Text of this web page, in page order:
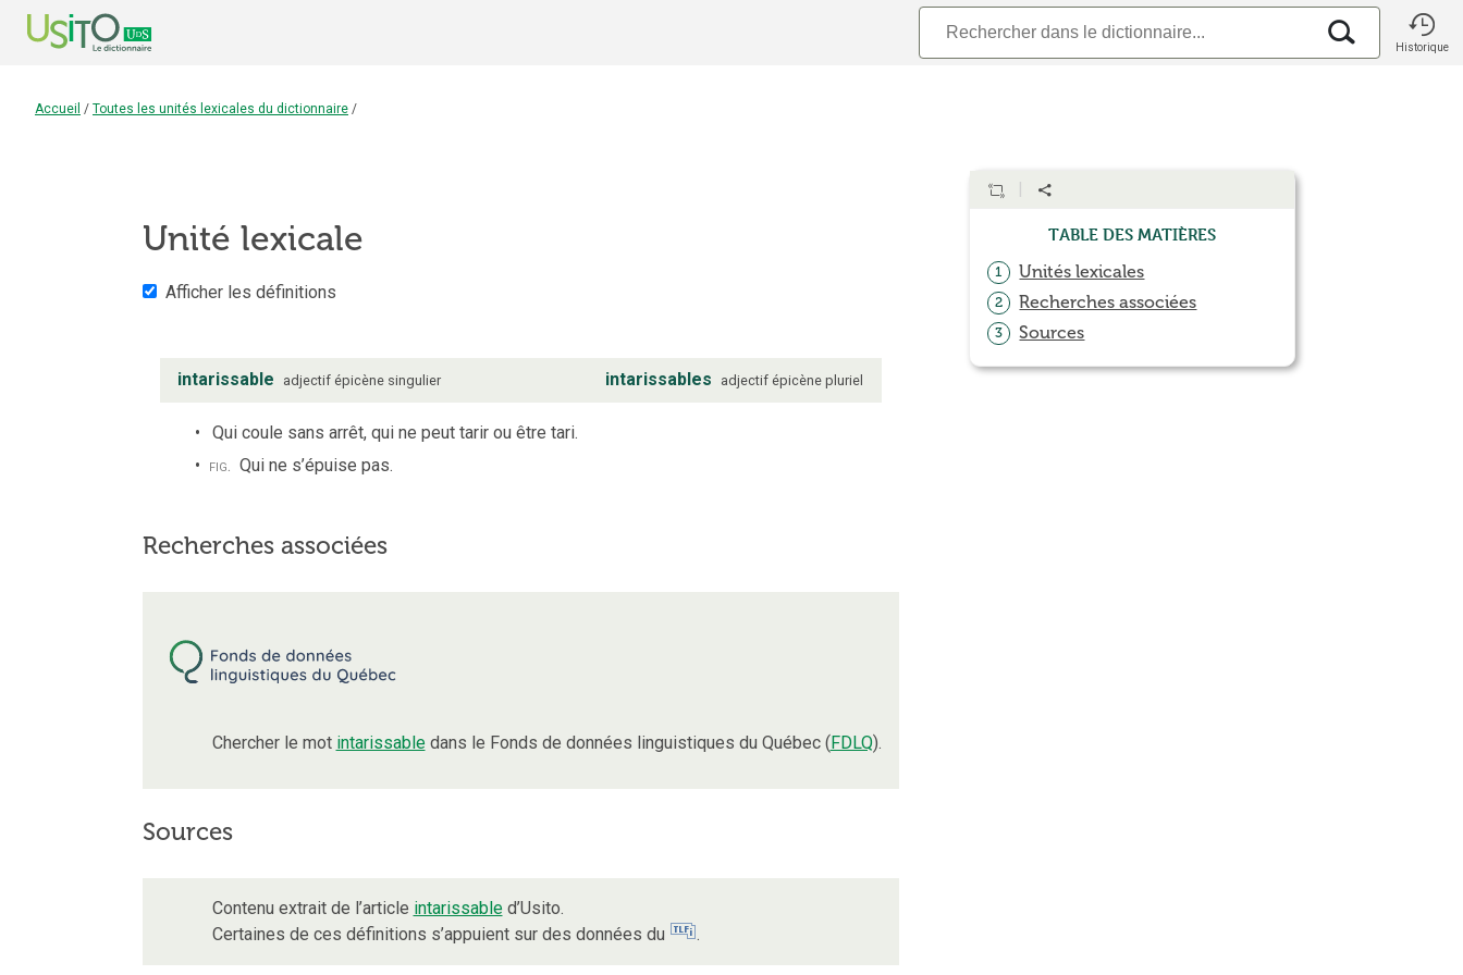
Historique
Accueil / Toutes les unités lexicales du dictionnaire /
Unité lexicale
Afficher les définitions
intarissable adjectif épicène singulier intarissables adjectif épicène pluriel
Qui coule sans arrêt, qui ne peut tarir ou être tari.
fig. Qui ne s’épuise pas.
Recherches associées
Chercher le mot intarissabledans le Fonds de données linguistiques du Québec (FDLQ).
Sources
Contenu extrait de l’article intarissabled’Usito.
Certaines de ces définitions s’appuient sur des données du
.
Table des matières
1 Unités lexicales
2 Recherches associées
3 Sources